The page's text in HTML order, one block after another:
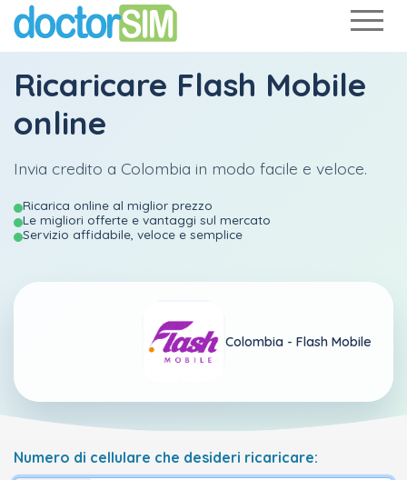
Ricaricare Flash Mobile
online
Invia credito a Colombia in modo facile e veloce.
Ricarica online al miglior prezzo
Le migliori offerte e vantaggi sul mercato
Servizio affidabile, veloce e semplice
Colombia - Flash Mobile
Numero di cellulare che desideri ricaricare: